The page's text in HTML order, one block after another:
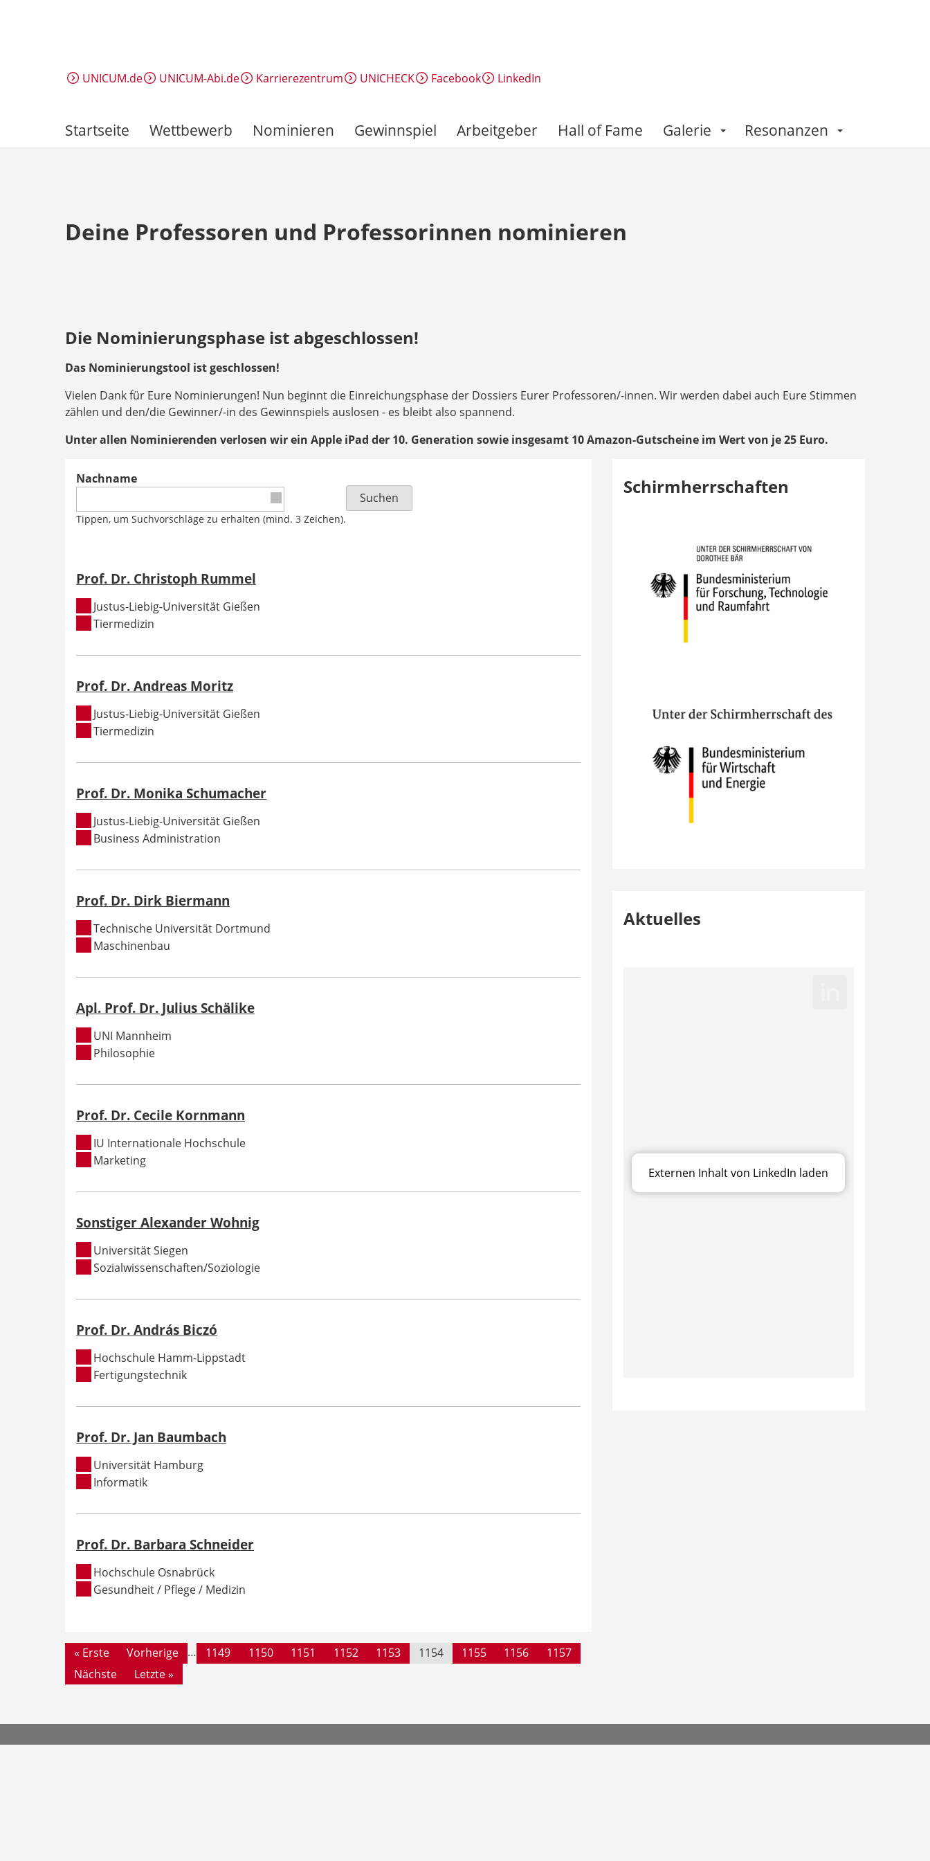
UNICUM.de UNICUM-Abi.de Karrierezentrum UNICHECK Facebook LinkedIn
Startseite Wettbewerb Nominieren Gewinnspiel Arbeitgeber Hall of Fame Galerie Resonanzen
Deine Professoren und Professorinnen nominieren
Die Nominierungsphase ist abgeschlossen!
Das Nominierungstool ist geschlossen!
Vielen Dank für Eure Nominierungen! Nun beginnt die Einreichungsphase der Dossiers Eurer Professoren/-innen. Wir werden dabei auch Eure Stimmen
zählen und den/die Gewinner/-in des Gewinnspiels auslosen - es bleibt also spannend.
Unter allen Nominierenden verlosen wir ein Apple iPad der 10. Generation sowie insgesamt 10 Amazon-Gutscheine im Wert von je 25 Euro.
Nachname
Tippen, um Suchvorschläge zu erhalten (mind. 3 Zeichen).
Prof. Dr. Christoph Rummel
Justus-Liebig-Universität Gießen
Tiermedizin
Prof. Dr. Andreas Moritz
Justus-Liebig-Universität Gießen
Tiermedizin
Prof. Dr. Monika Schumacher
Justus-Liebig-Universität Gießen
Business Administration
Prof. Dr. Dirk Biermann
Technische Universität Dortmund
Maschinenbau
Apl. Prof. Dr. Julius Schälike
UNI Mannheim
Philosophie
Prof. Dr. Cecile Kornmann
IU Internationale Hochschule
Marketing
Sonstiger Alexander Wohnig
Universität Siegen
Sozialwissenschaften/Soziologie
Prof. Dr. András Biczó
Hochschule Hamm-Lippstadt
Fertigungstechnik
Prof. Dr. Jan Baumbach
Universität Hamburg
Informatik
Prof. Dr. Barbara Schneider
Hochschule Osnabrück
Gesundheit / Pflege / Medizin
Seiten
« Erste Vorherige … 1149 1150 1151 1152 1153 1154 1155 1156
1157
Nächste
Letzte »
Schirmherrschaften
Aktuelles
Externen Inhalt von LinkedIn laden